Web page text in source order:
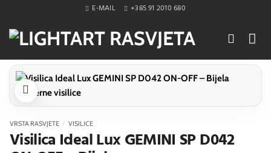
content
E-MAIL +385 91 2010 680
VRSTA RASVJETE / VISILICE
Visilica Ideal Lux GEMINI SP D042